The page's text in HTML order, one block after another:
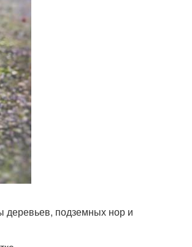
деревьев, подземных нор и